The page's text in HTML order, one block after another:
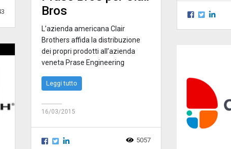
Bros
L’azienda americana Clair
Brothers affida la distribuzione
dei propri prodotti all’azienda
veneta Prase Engineering
Leggi tutto
16/03/2015
5057